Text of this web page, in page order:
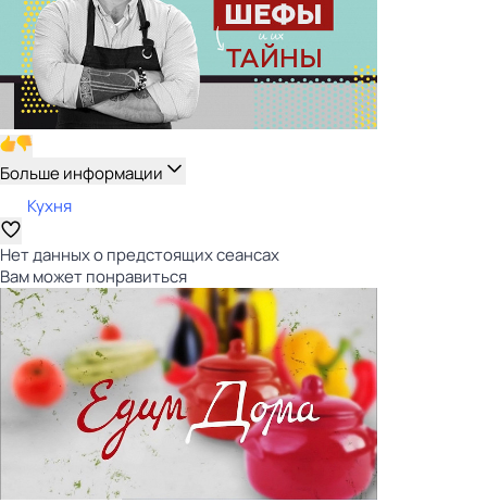
Больше информации
Кухня
Нет данных о предстоящих сеансах
Вам может понравиться